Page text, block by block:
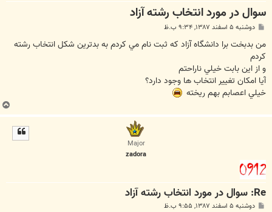
سوال در مورد انتخاب رشته آزاد
ت
دوشنبه ۵ اسفند ۱۳۸۷, ۹:۳۴ ب.ظ
من بدبخت برا دانشگاه آزاد كه ثبت نام مي كردم به بدترين شكل انتخاب رشته
كردم
و از اين بابت خيلي ناراحتم
آيا امكان تغيير انتخاب ها وجود دارد؟
خيلي اعصابم بهم ريخته
Major
zadora
Re: سوال در مورد انتخاب رشته آزاد
دوشنبه ۵ اسفند ۱۳۸۷, ۹:۵۵ ب.ظ